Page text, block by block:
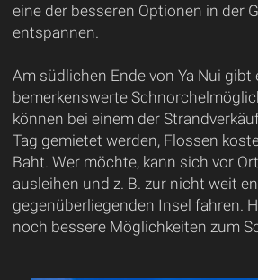
eine der besseren Optionen in der
entspannen.
Am südlichen Ende von Ya Nui gibt
bemerkenswerte
können bei einem der
Tag gemietet werden, Flossen
Baht. Wer möchte, kann sich vor
ausleihen und z. B. zur nicht weit
gegenüberliegenden Insel fahren.
noch bessere Möglichkeiten zum